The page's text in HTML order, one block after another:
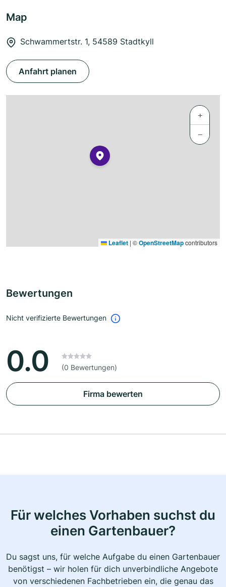
Map
Schwammertstr. 1, 54589 Stadtkyll
Anfahrt planen
+
−
Leaflet | ©OpenStreetMapcontributors
Bewertungen
Nicht verifizierte Bewertungen
0.0 (0 Bewertungen)
Firma bewerten
Für welches Vorhaben suchst du
einen Gartenbauer?
Du sagst uns, für welche Aufgabe du einen Gartenbauer
benötigst – wir holen für dich unverbindliche Angebote
von verschiedenen Fachbetrieben ein, die genau das